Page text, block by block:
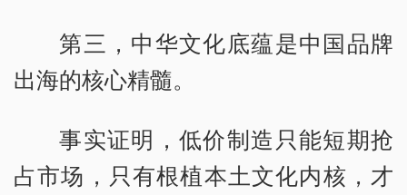
第三，中华文化底蕴是中国品牌
出海的核心精髓。
事实证明，低价制造只能短期抢
占市场，只有根植本土文化内核，才